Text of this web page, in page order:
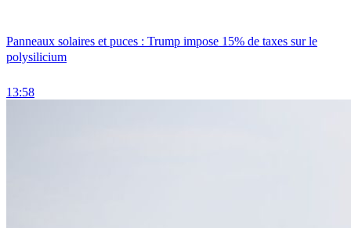
Panneaux solaires et puces : Trump impose 15% de taxes sur le
polysilicium
13:58